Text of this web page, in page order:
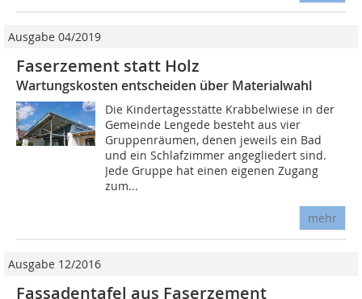
Ausgabe 04/2019
Faserzement statt Holz
Wartungskosten entscheiden über Materialwahl
Die Kindertagesstätte Krabbelwiese in der
Gemeinde Lengede besteht aus vier
Gruppenräumen, denen jeweils ein Bad
und ein Schlafzimmer angegliedert sind.
Jede Gruppe hat einen eigenen Zugang
zum...
mehr
Ausgabe 12/2016
Fassadentafel aus Faserzement